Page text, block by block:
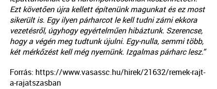
Ezt követően újra kellett építenünk magunkat és ez most
sikerült is. Egy ilyen párharcot le kell tudni zárni ekkora
vezetésről, úgyhogy egyértelműen hibáztunk. Szerencse,
hogy a végén meg tudtunk újulni. Egy-nulla, semmi több,
két mérkőzést kell még nyernünk. Izgalmas párharc lesz.”
Forrás: https://www.vasassc.hu/hirek/21632/remek-rajt-
a-rajatszasban